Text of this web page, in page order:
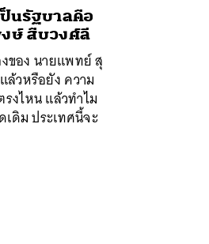
นรัฐบาลคือ
ษ์ สืบวงศ์ลี
ของ นายแพทย์ สุ
วหรือยัง ความ
งไหน แล้วทำไม
เดิม ประเทศนี้จะ